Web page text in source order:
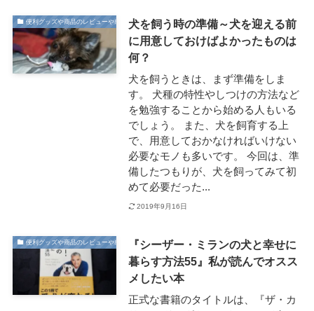
便利グッズや商品のレビューや感想
犬を飼う時の準備～犬を迎える前
に用意しておけばよかったものは
何？
犬を飼うときは、まず準備をしま
す。 犬種の特性やしつけの方法など
を勉強することから始める人もいる
でしょう。 また、犬を飼育する上
で、用意しておかなければいけない
必要なモノも多いです。 今回は、準
備したつもりが、犬を飼ってみて初
めて必要だった...
2019年9月16日
便利グッズや商品のレビューや感想
『シーザー・ミランの犬と幸せに
暮らす方法55』私が読んでオスス
メしたい本
正式な書籍のタイトルは、『ザ・カ